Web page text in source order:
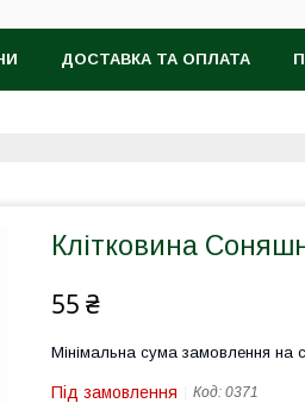
ДОСТАВКА ТА ОПЛАТА
Клітковина
55 ₴
Мінімальна сума замовлення на
Під замовлення Код: 0371